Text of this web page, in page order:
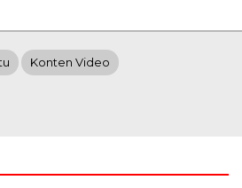
Konten Video